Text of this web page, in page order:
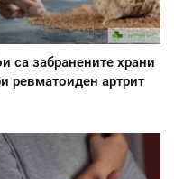
са забранените храни
ревматоиден артрит